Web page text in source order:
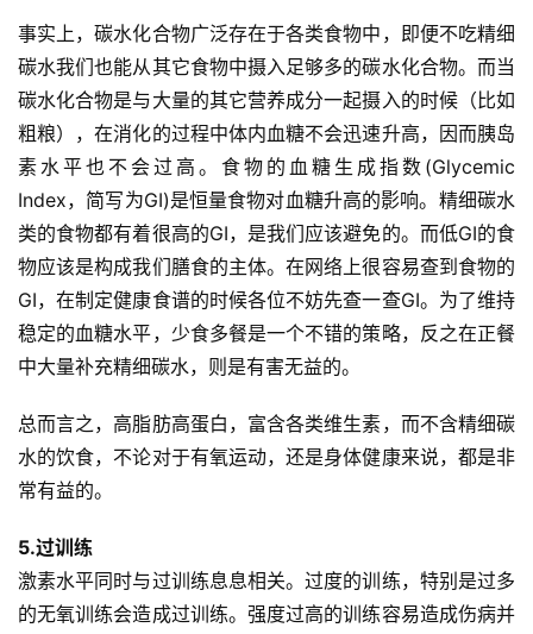
事实上，碳水化合物广泛存在于各类食物中，即便不吃精细
碳水我们也能从其它食物中摄入足够多的碳水化合物。而当
碳水化合物是与大量的其它营养成分一起摄入的时候（比如
粗粮），在消化的过程中体内血糖不会迅速升高，因而胰岛
素水平也不会过高。食物的血糖生成指数(Glycemic
Index，简写为GI)是恒量食物对血糖升高的影响。精细碳水
类的食物都有着很高的GI，是我们应该避免的。而低GI的食
物应该是构成我们膳食的主体。在网络上很容易查到食物的
GI，在制定健康食谱的时候各位不妨先查一查GI。为了维持
稳定的血糖水平，少食多餐是一个不错的策略，反之在正餐
中大量补充精细碳水，则是有害无益的。
总而言之，高脂肪高蛋白，富含各类维生素，而不含精细碳
水的饮食，不论对于有氧运动，还是身体健康来说，都是非
常有益的。
5.过训练
激素水平同时与过训练息息相关。过度的训练，特别是过多
的无氧训练会造成过训练。强度过高的训练容易造成伤病并